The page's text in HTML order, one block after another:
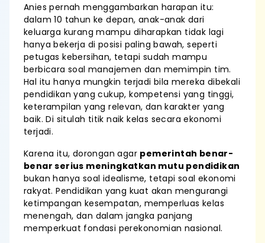
Anies pernah menggambarkan harapan itu:
dalam 10 tahun ke depan, anak-anak dari
keluarga kurang mampu diharapkan tidak lagi
hanya bekerja di posisi paling bawah, seperti
petugas kebersihan, tetapi sudah mampu
berbicara soal manajemen dan memimpin tim.
Hal itu hanya mungkin terjadi bila mereka dibekali
pendidikan yang cukup, kompetensi yang tinggi,
keterampilan yang relevan, dan karakter yang
baik. Di situlah titik naik kelas secara ekonomi
terjadi.
Karena itu, dorongan agar pemerintah benar-
benar serius meningkatkan mutu pendidikan
bukan hanya soal idealisme, tetapi soal ekonomi
rakyat. Pendidikan yang kuat akan mengurangi
ketimpangan kesempatan, memperluas kelas
menengah, dan dalam jangka panjang
memperkuat fondasi perekonomian nasional.